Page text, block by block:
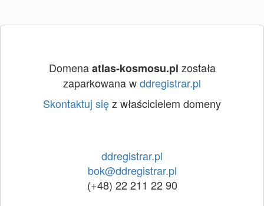
Domenaatlas-kosmosu.pl została
zaparkowana wddregistrar.pl
Skontaktuj sięz właścicielem domeny
ddregistrar.pl
bok@ddregistrar.pl
(+48) 22 211 22 90